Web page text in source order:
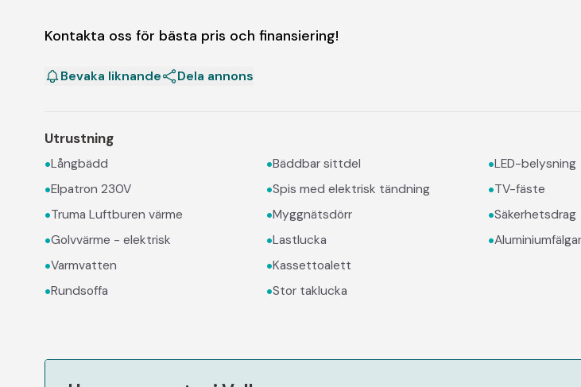
Kontakta oss för bästa pris och finansiering!
Bevaka liknande Dela annons
Utrustning
•Långbädd
•Elpatron 230V
•Truma Luftburen värme
•Golvvärme - elektrisk
•Varmvatten
•Rundsoffa
•Bäddbar sittdel
•Spis med elektrisk tändning
•Myggnätsdörr
•Lastlucka
•Kassettoalett
•Stor taklucka
•LED-belysning
•TV-fäste
•Säkerhetsdrag
•Aluminiumfälgar